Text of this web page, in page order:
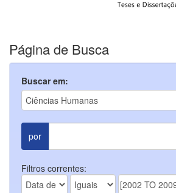
Página de Busca
Buscar em:
por
Filtros correntes: